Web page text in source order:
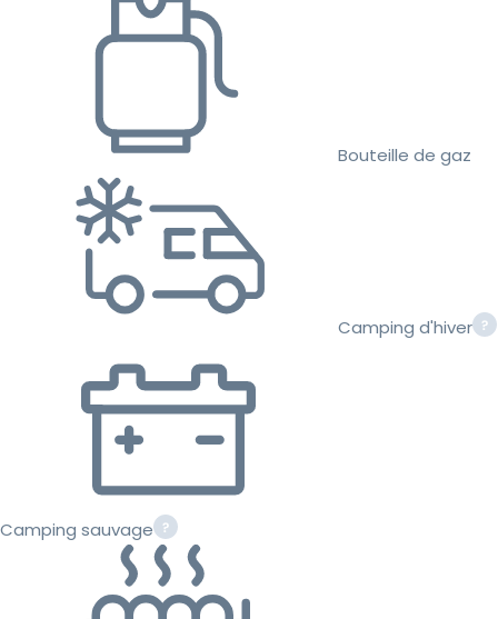
Bouteille de gaz
Camping d'hiver
Camping sauvage